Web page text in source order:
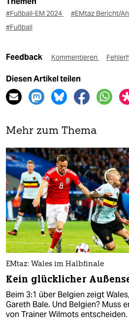
#Fußball-EM 2024 #EMtaz Bericht/
#Fußball
Feedback Kommentieren
Diesen Artikel teilen
Mehr zum Thema
EMtaz: Wales im Halbfinale
Kein glücklicher
Beim 3:1 über Belgien zeigt
Gareth Bale. Und Belgien? Muss
von Trainer Wilmots entscheiden.